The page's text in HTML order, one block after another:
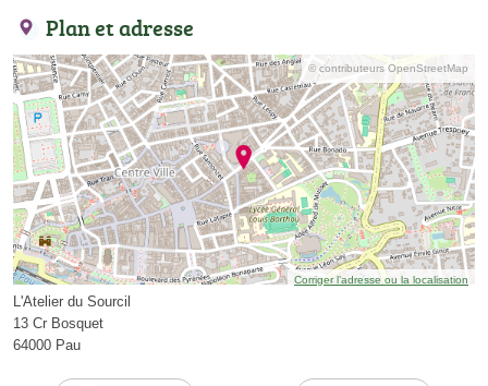
Plan et adresse
© contributeurs OpenStreetMap
Corriger l’adresse ou la localisation
L'Atelier du Sourcil
13 Cr Bosquet
64000 Pau